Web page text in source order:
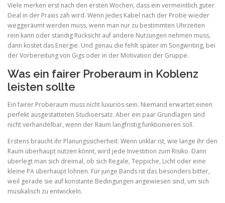
Viele merken erst nach den ersten Wochen, dass ein vermeintlich guter
Deal in der Praxis zäh wird. Wenn jedes Kabel nach der Probe wieder
weggeräumt werden muss, wenn man nur zu bestimmten Uhrzeiten
rein kann oder ständig Rücksicht auf andere Nutzungen nehmen muss,
dann kostet das Energie. Und genau die fehlt später im Songwriting, bei
der Vorbereitung von Gigs oder in der Motivation der Gruppe.
Was ein fairer Proberaum in Koblenz
leisten sollte
Ein fairer Proberaum muss nicht luxuriös sein. Niemand erwartet einen
perfekt ausgestatteten Studioersatz. Aber ein paar Grundlagen sind
nicht verhandelbar, wenn der Raum langfristig funktionieren soll.
Erstens braucht ihr Planungssicherheit. Wenn unklar ist, wie lange ihr den
Raum überhaupt nutzen könnt, wird jede Investition zum Risiko. Dann
überlegt man sich dreimal, ob sich Regale, Teppiche, Licht oder eine
kleine PA überhaupt lohnen. Für junge Bands ist das besonders bitter,
weil gerade sie auf konstante Bedingungen angewiesen sind, um sich
musikalisch zu entwickeln.